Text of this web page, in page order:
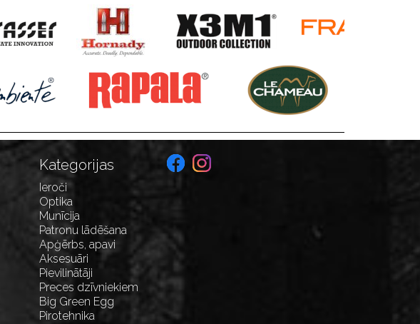
Kategorijas
Ieroči
Optika
Munīcija
Patronu lādēšana
Apģērbs, apavi
Aksesuāri
Pievilinātāji
Preces dzīvniekiem
Big Green Egg
Pirotehnika